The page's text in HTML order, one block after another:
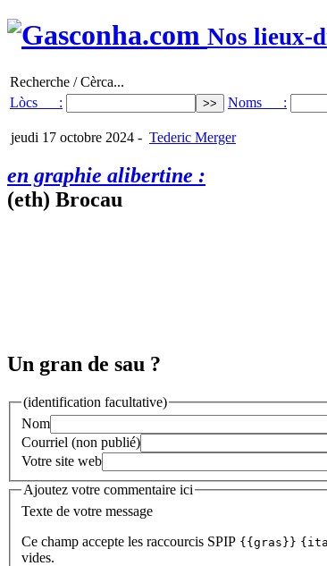
Nos lieux-
Recherche / Cèrca...
Lòcs :
Noms :
jeudi 17 octobre 2024 - Tederic Merger
en graphie alibertine :
(eth) Brocau
Un gran de sau ?
(identification facultative)
Nom
Courriel (non publié)
Votre site web
Ajoutez votre commentaire ici
Texte de votre message
Ce champ accepte les raccourcis SPIP {{gras}}
vides.